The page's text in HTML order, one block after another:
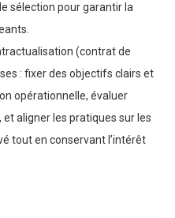
sélection pour garantir la
(contrat de
: fixer des objectifs clairs et
opérationnelle, évaluer
aligner les pratiques sur les
tout en conservant l’intérêt